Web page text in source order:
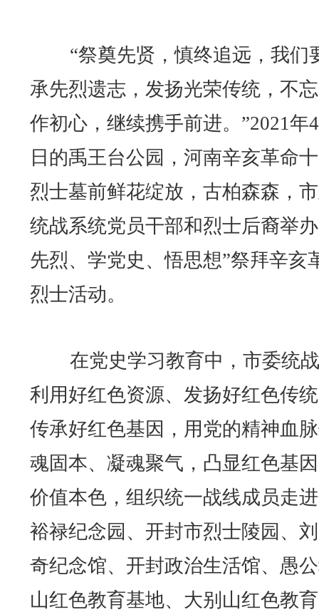
“祭奠先贤，慎终追远，我们
承先烈遗志，发扬光荣传统，不
作初心，继续携手前进。”2021年
日的禹王台公园，河南辛亥革命
烈士墓前鲜花绽放，古柏森森，
统战系统党员干部和烈士后裔举
先烈、学党史、悟思想”祭拜辛亥
烈士活动。
在党史学习教育中，市委统
利用好红色资源、发扬好红色传
传承好红色基因，用党的精神血
魂固本、凝魂聚气，凸显红色基
价值本色，组织统一战线成员走
裕禄纪念园、开封市烈士陵园、
奇纪念馆、开封政治生活馆、愚
山红色教育基地、大别山红色教